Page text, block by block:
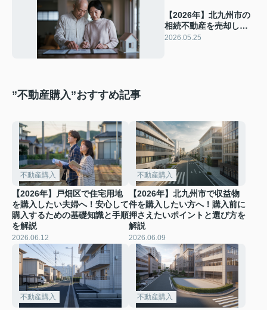
【2026年】北九州市の
相続不動産を売却した
い夫婦へ！家と土地の
2026.05.25
”不動産購入”おすすめ記事
不動産購入
【2026年】戸畑区で住宅用地
を購入したい夫婦へ！安心して
購入するための基礎知識と手順
を解説
2026.06.12
不動産購入
【2026年】北九州市で収益物
件を購入したい方へ！購入前に
押さえたいポイントと選び方を
解説
2026.06.09
不動産購入 不動産購入